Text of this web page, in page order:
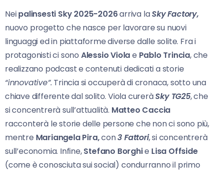
Neipalinsesti Sky 2025-2026arriva laSky Factory,
nuovo progetto che nasce per lavorare su nuovi
linguaggi ed in piattaforme diverse dalle solite. Fra i
protagonisti ci sono Alessio Violae Pablo Trincia, che
realizzano podcast e contenuti dedicati a storie
“innovative”. Trincia si occuperà di cronaca, sotto una
chiave differente dal solito. Viola cureràSky TG25, che
si concentrerà sull’attualità. Matteo Caccia
racconterà le storie delle persone che non ci sono più,
mentre Mariangela Pira,con3 Fattori, si concentrerà
sull’economia. Infine,Stefano Borghie Lisa Offside
(come è conosciuta sui social) condurranno il primo